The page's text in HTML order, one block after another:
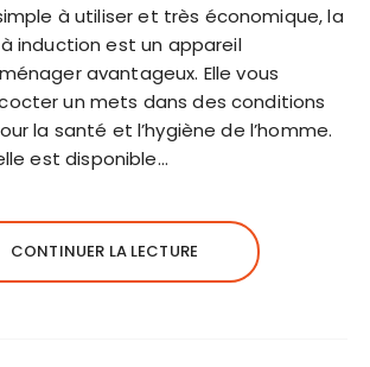
à utiliser et très économique, la
induction est un appareil
avantageux. Elle vous
un mets dans des conditions
la santé et l’hygiène de l’homme.
est disponible…
CONTINUER LA LECTURE